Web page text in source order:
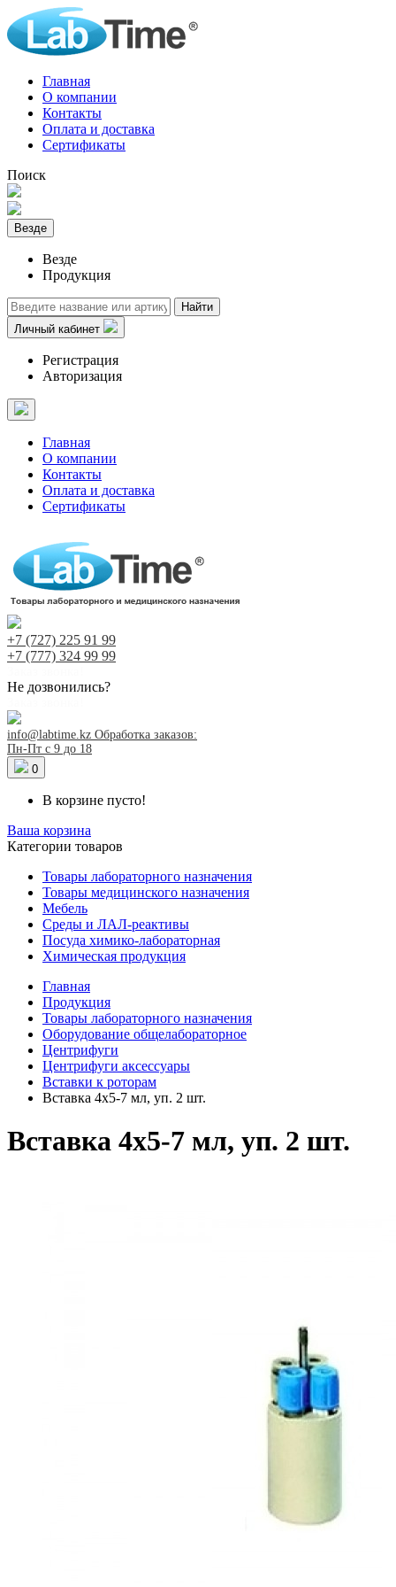
Главная
О компании
Контакты
Оплата и доставка
Сертификаты
Поиск
Везде
Везде
Продукция
Найти
Личный кабинет
Регистрация
Авторизация
Главная
О компании
Контакты
Оплата и доставка
Сертификаты
+7 (727) 225 91 99
+7 (777) 324 99 99
Не дозвонились?
info@labtime.kz Обработка заказов:
Пн-Пт с 9 до 18
0
В корзине пусто!
Ваша корзина
Категории товаров
Товары лабораторного назначения
Товары медицинского назначения
Мебель
Среды и ЛАЛ-реактивы
Посуда химико-лабораторная
Химическая продукция
Главная
Продукция
Товары лабораторного назначения
Оборудование общелабораторное
Центрифуги
Центрифуги аксессуары
Вставки к роторам
Вставка 4х5-7 мл, уп. 2 шт.
Вставка 4х5-7 мл, уп. 2 шт.